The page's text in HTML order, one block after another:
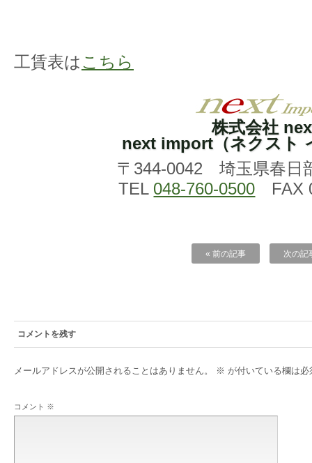
工賃表は こちら
株式会社
next import（ネクスト
〒344-0042 埼玉県春日
TEL 048-760-0500 FAX
« 前の記事 次の記
コメントを残す
メールアドレスが公開されることはありません。 ※ が付いている欄は必
コメント ※